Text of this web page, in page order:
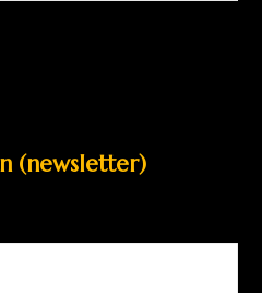
(newsletter)